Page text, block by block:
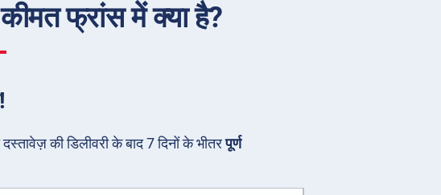
कीमत फ्रांस में क्या है?
दस्तावेज़ की डिलीवरी के बाद 7 दिनों के भीतरपूर्ण